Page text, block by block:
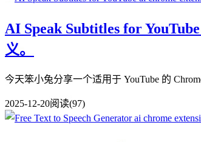
AI Speak Subtitles for
义。
今天笨小兔分享一个适用于 YouTube 的
2025-12-20阅读(97)